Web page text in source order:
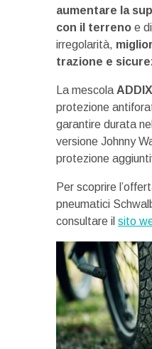
aumentare la
con il terreno e
irregolarità,
trazione e
La mescola
protezione
garantire durata
versione Johnny
protezione
Per scoprire
pneumatici
consultare il sito